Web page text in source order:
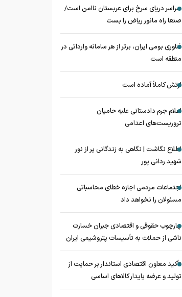
سراسر دریای سرخ برای عربستان ناامن است/
صنعا راه مانور ریاض را بست
فناوری بومی ایران، برتر از هر سامانه وارداتی در
منطقه است
ارتش کاملاً آماده است
اعلام جرم دادستانی علیه حامیان
تروریست‌های اعدامی
اطلاع نگاشت | نگاهی به زندگانی پر از نور
شهید ردانی پور
اجتماعات مردمی اجازه خطای محاسباتی
مسئولان را نخواهد داد
چارچوب حقوقی و اقتصادی جبران خسارت
ناشی از حملات به تأسیسات پتروشیمی ایران
تأکید معاون اقتصادی استاندار بر حمایت از
تولید و عرضه پایدار کالاهای اساسی